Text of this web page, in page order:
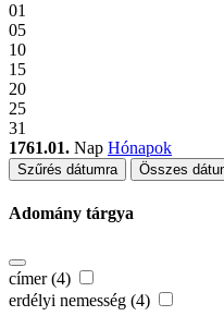
01
05
10
15
20
25
31
1761.01. Nap Hónapok
Szűrés dátumra Összes
Adomány tárgya
címer (4)
erdélyi nemesség (4)